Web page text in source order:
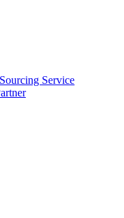
Service